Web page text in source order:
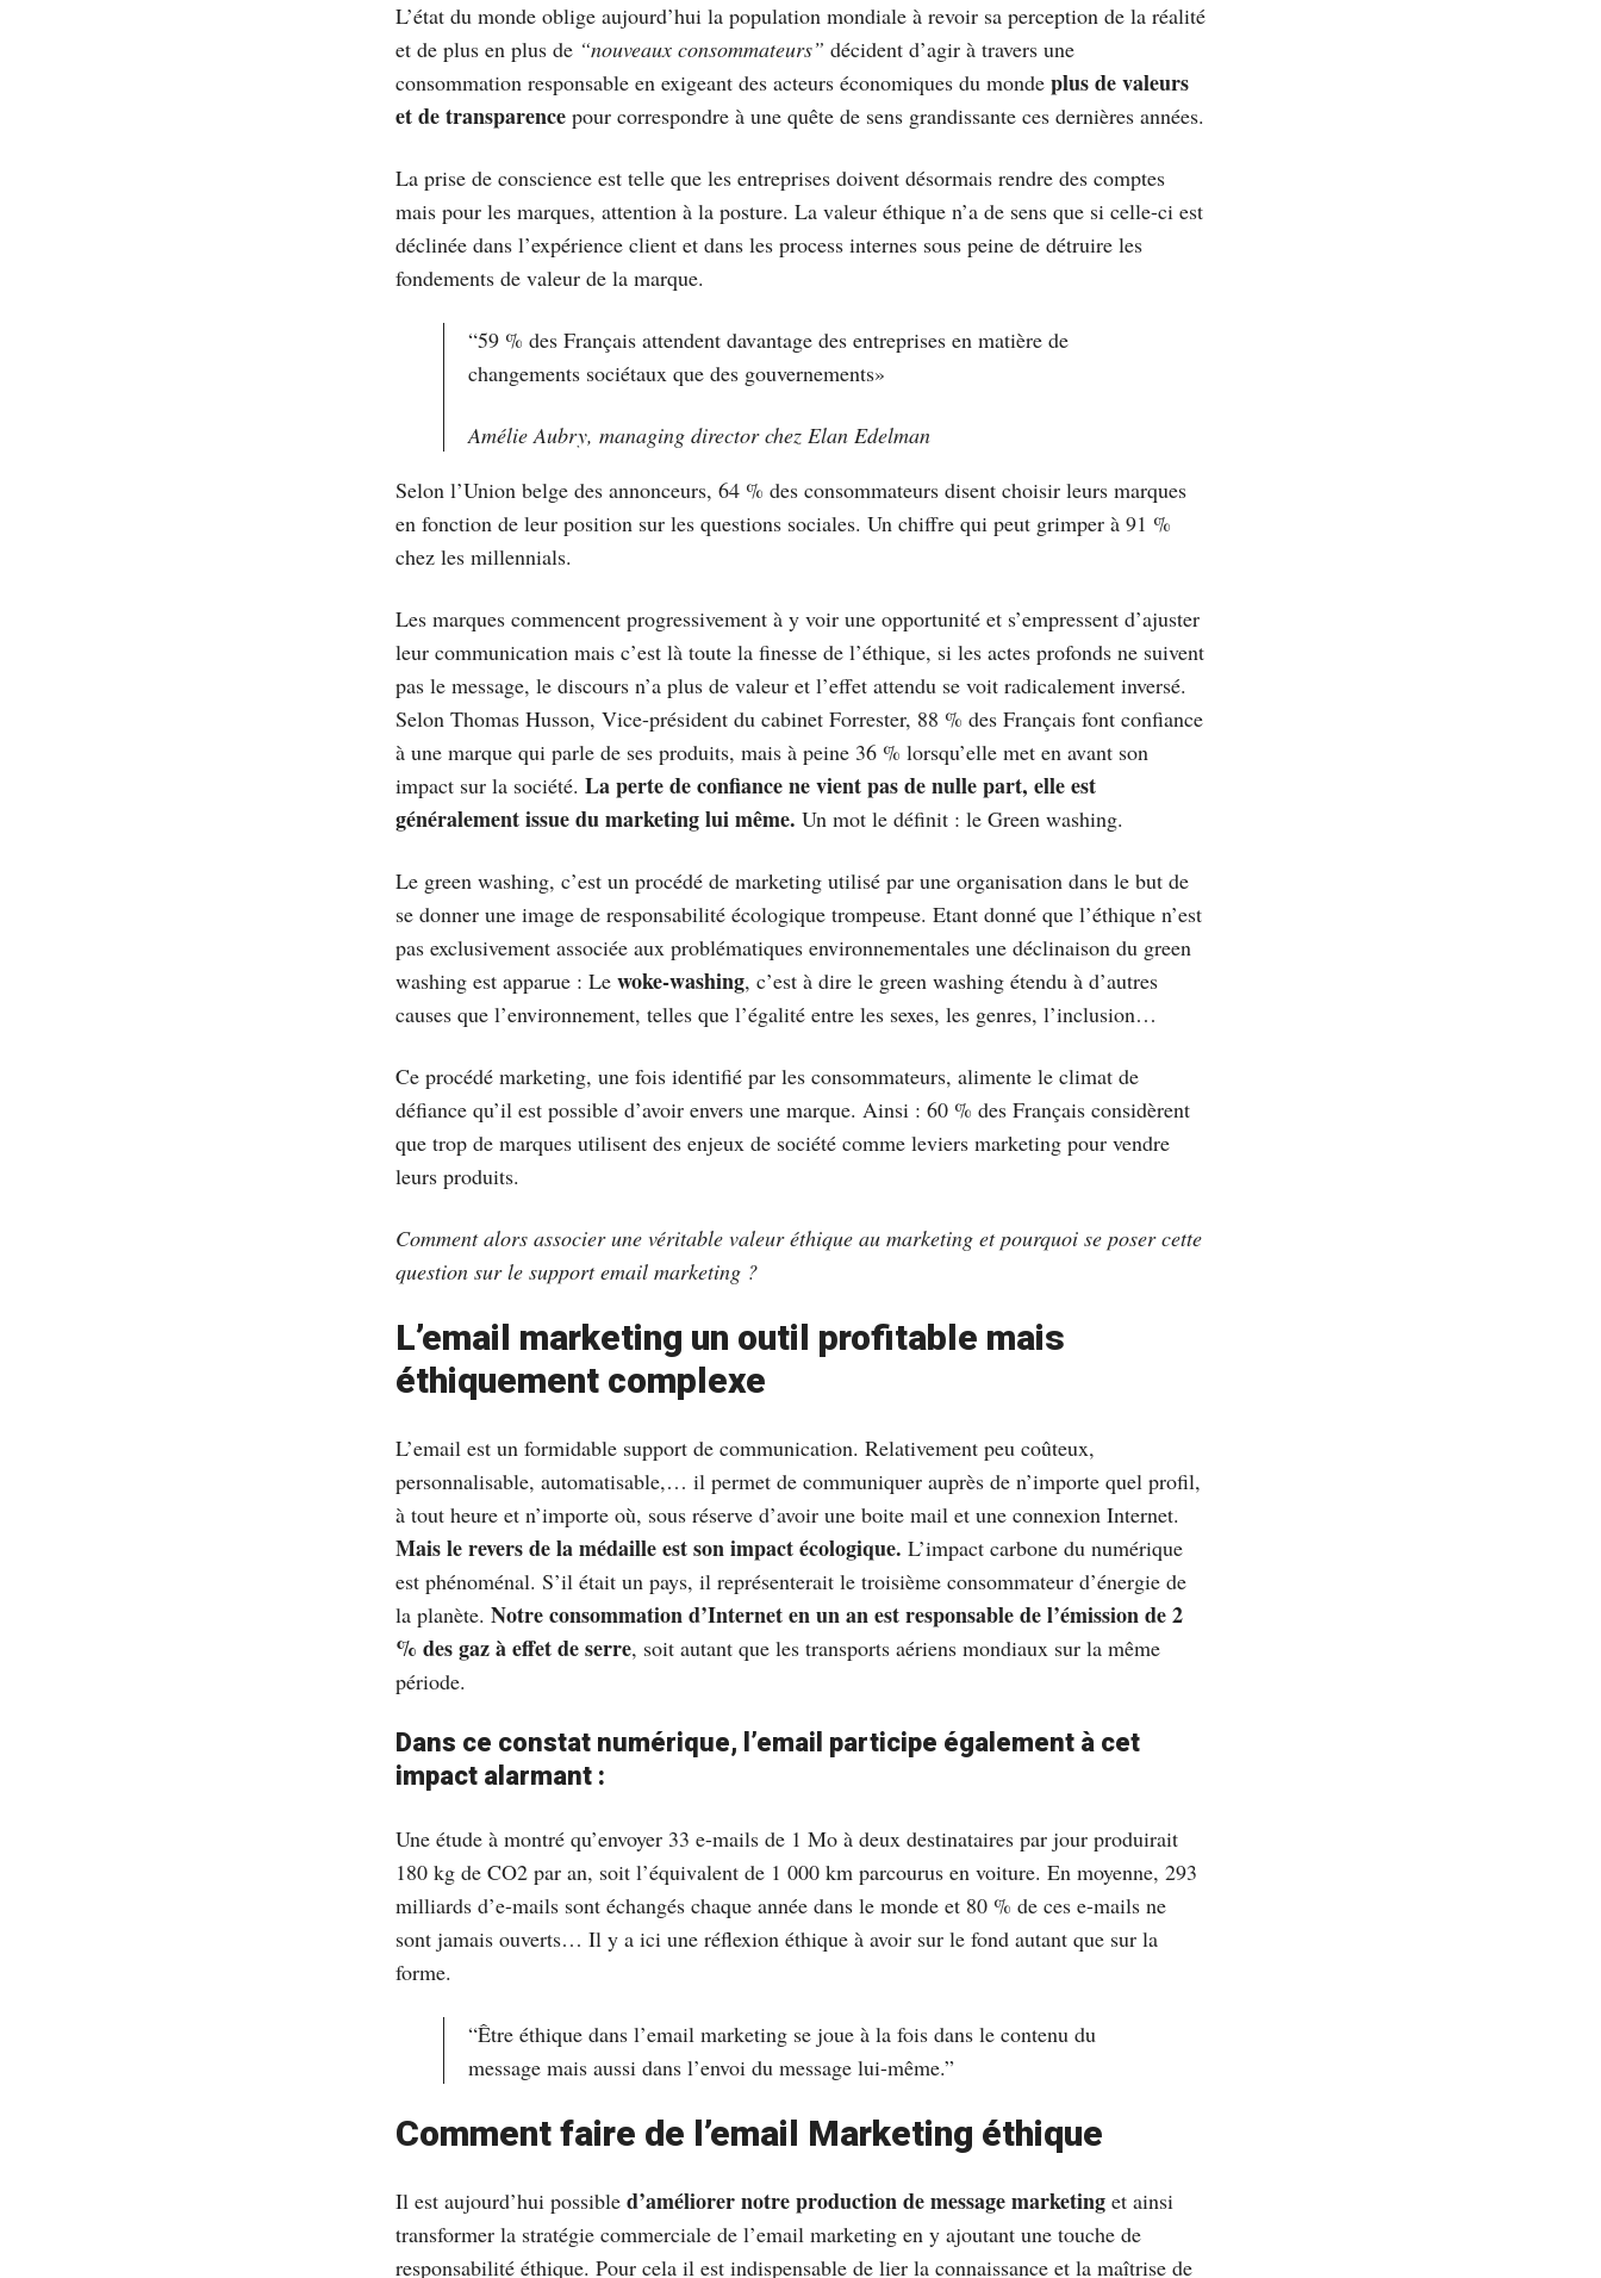
L’état du monde oblige aujourd’hui la population mondiale à revoir sa perception de la réalité
et de plus en plus de “nouveaux consommateurs” décident d’agir à travers une
consommation responsable en exigeant des acteurs économiques du monde plus de valeurs
et de transparence pour correspondre à une quête de sens grandissante ces dernières années.
La prise de conscience est telle que les entreprises doivent désormais rendre des comptes
mais pour les marques, attention à la posture. La valeur éthique n’a de sens que si celle-ci est
déclinée dans l’expérience client et dans les process internes sous peine de détruire les
fondements de valeur de la marque.
“59 % des Français attendent davantage des entreprises en matière de
changements sociétaux que des gouvernements»
Amélie Aubry, managing director chez Elan Edelman
Selon l’Union belge des annonceurs, 64 % des consommateurs disent choisir leurs marques
en fonction de leur position sur les questions sociales. Un chiffre qui peut grimper à 91 %
chez les millennials.
Les marques commencent progressivement à y voir une opportunité et s’empressent d’ajuster
leur communication mais c’est là toute la finesse de l’éthique, si les actes profonds ne suivent
pas le message, le discours n’a plus de valeur et l’effet attendu se voit radicalement inversé.
Selon Thomas Husson, Vice-président du cabinet Forrester, 88 % des Français font confiance
à une marque qui parle de ses produits, mais à peine 36 % lorsqu’elle met en avant son
impact sur la société. La perte de confiance ne vient pas de nulle part, elle est
généralement issue du marketing lui même. Un mot le définit : le Green washing.
Le green washing, c’est un procédé de marketing utilisé par une organisation dans le but de
se donner une image de responsabilité écologique trompeuse. Etant donné que l’éthique n’est
pas exclusivement associée aux problématiques environnementales une déclinaison du green
washing est apparue : Le woke-washing, c’est à dire le green washing étendu à d’autres
causes que l’environnement, telles que l’égalité entre les sexes, les genres, l’inclusion…
Ce procédé marketing, une fois identifié par les consommateurs, alimente le climat de
défiance qu’il est possible d’avoir envers une marque. Ainsi : 60 % des Français considèrent
que trop de marques utilisent des enjeux de société comme leviers marketing pour vendre
leurs produits.
Comment alors associer une véritable valeur éthique au marketing et pourquoi se poser cette
question sur le support email marketing ?
L’email marketing un outil profitable mais
éthiquement complexe
L’email est un formidable support de communication. Relativement peu coûteux,
personnalisable, automatisable,… il permet de communiquer auprès de n’importe quel profil,
à tout heure et n’importe où, sous réserve d’avoir une boite mail et une connexion Internet.
Mais le revers de la médaille est son impact écologique. L’impact carbone du numérique
est phénoménal. S’il était un pays, il représenterait le troisième consommateur d’énergie de
la planète. Notre consommation d’Internet en un an est responsable de l’émission de 2
% des gaz à effet de serre, soit autant que les transports aériens mondiaux sur la même
période.
Dans ce constat numérique, l’email participe également à cet
impact alarmant :
Une étude à montré qu’envoyer 33 e-mails de 1 Mo à deux destinataires par jour produirait
180 kg de CO2 par an, soit l’équivalent de 1 000 km parcourus en voiture. En moyenne, 293
milliards d’e-mails sont échangés chaque année dans le monde et 80 % de ces e-mails ne
sont jamais ouverts… Il y a ici une réflexion éthique à avoir sur le fond autant que sur la
forme.
“Être éthique dans l’email marketing se joue à la fois dans le contenu du
message mais aussi dans l’envoi du message lui-même.”
Comment faire de l’email Marketing éthique
Il est aujourd’hui possible d’améliorer notre production de message marketing et ainsi
transformer la stratégie commerciale de l’email marketing en y ajoutant une touche de
responsabilité éthique. Pour cela il est indispensable de lier la connaissance et la maîtrise de